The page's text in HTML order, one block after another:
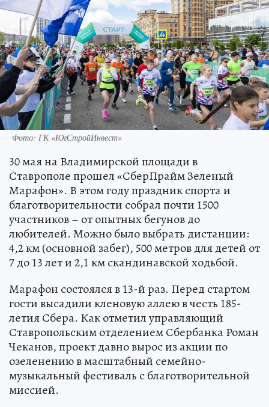
Фото: ГК «ЮгСтройИнвест»
30 мая на Владимирской площади в
Ставрополе прошел «СберПрайм Зеленый
Марафон». В этом году праздник спорта и
благотворительности собрал почти 1500
участников – от опытных бегунов до
любителей. Можно было выбрать дистанции:
4,2 км (основной забег), 500 метров для детей от
7 до 13 лет и 2,1 км скандинавской ходьбой.
Марафон состоялся в 13-й раз. Перед стартом
гости высадили кленовую аллею в честь 185-
летия Сбера. Как отметил управляющий
Ставропольским отделением Сбербанка Роман
Чеканов, проект давно вырос из акции по
озеленению в масштабный семейно-
музыкальный фестиваль с благотворительной
миссией.